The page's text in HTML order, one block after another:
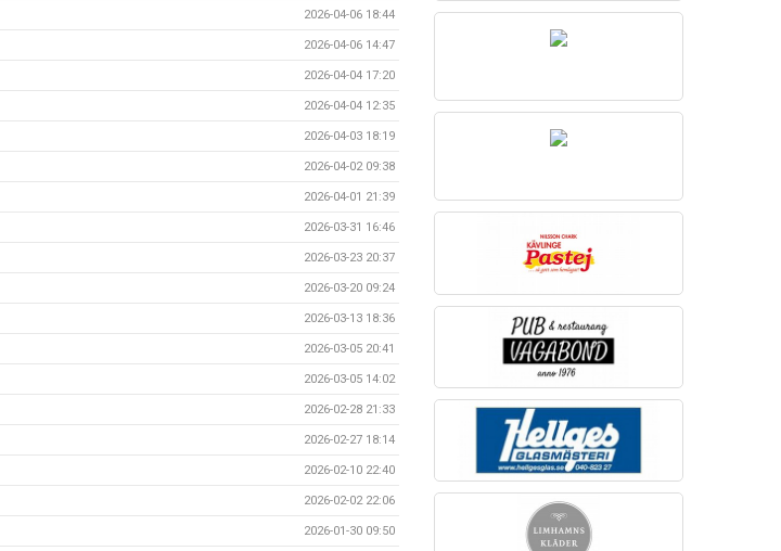
2026-04-06 18:44
2026-04-06 14:47
2026-04-04 17:20
2026-04-04 12:35
2026-04-03 18:19
2026-04-02 09:38
2026-04-01 21:39
2026-03-31 16:46
2026-03-23 20:37
2026-03-20 09:24
2026-03-13 18:36
2026-03-05 20:41
2026-03-05 14:02
2026-02-28 21:33
2026-02-27 18:14
2026-02-10 22:40
2026-02-02 22:06
2026-01-30 09:50